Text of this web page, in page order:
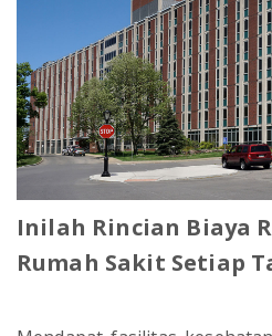
Inilah Rincian Biaya
Rumah Sakit Setiap